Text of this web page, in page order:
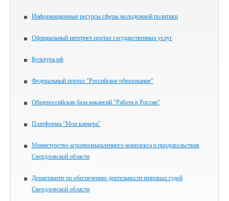
Информационные ресурсы сферы молодежной политики
Официальный интернет-портал государственных услуг
Культура.рф
Федеральный портал "Российское образование"
Общероссийская база вакансий "Работа в России"
Платформа "Моя карьера"
Министерство агропромышленного комплекса и продовольствия
Свердловской области
Департамент по обеспечению деятельности мировых судей
Свердловской области